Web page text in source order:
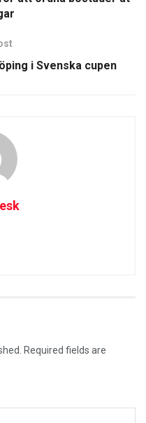
i Svenska cupen
Required fields are